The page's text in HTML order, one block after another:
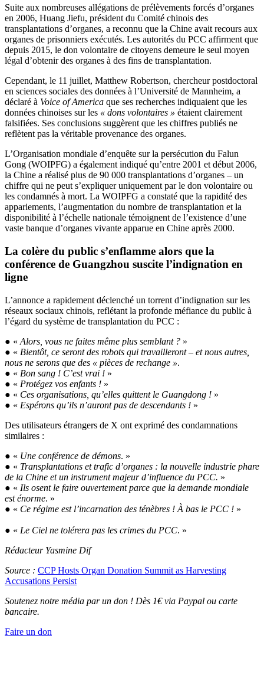
Suite aux nombreuses allégations de prélèvements forcés d’organes
en 2006, Huang Jiefu, président du Comité chinois des
transplantations d’organes, a reconnu que la Chine avait recours aux
organes de prisonniers exécutés. Les autorités du PCC affirment que
depuis 2015, le don volontaire de citoyens demeure le seul moyen
légal d’obtenir des organes à des fins de transplantation.
Cependant, le 11 juillet, Matthew Robertson, chercheur postdoctoral
en sciences sociales des données à l’Université de Mannheim, a
déclaré à Voice of America que ses recherches indiquaient que les
données chinoises sur les « dons volontaires » étaient clairement
falsifiées. Ses conclusions suggèrent que les chiffres publiés ne
reflètent pas la véritable provenance des organes.
L’Organisation mondiale d’enquête sur la persécution du Falun
Gong (WOIPFG) a également indiqué qu’entre 2001 et début 2006,
la Chine a réalisé plus de 90 000 transplantations d’organes – un
chiffre qui ne peut s’expliquer uniquement par le don volontaire ou
les condamnés à mort. La WOIPFG a constaté que la rapidité des
appariements, l’augmentation du nombre de transplantation et la
disponibilité à l’échelle nationale témoignent de l’existence d’une
vaste banque d’organes vivante apparue en Chine après 2000.
La colère du public s’enflamme alors que la
conférence de Guangzhou suscite l’indignation en
ligne
L’annonce a rapidement déclenché un torrent d’indignation sur les
réseaux sociaux chinois, reflétant la profonde méfiance du public à
l’égard du système de transplantation du PCC :
● « Alors, vous ne faites même plus semblant ? »
● « Bientôt, ce seront des robots qui travailleront – et nous autres,
nous ne serons que des « pièces de rechange ».
● « Bon sang ! C’est vrai ! »
● « Protégez vos enfants ! »
● « Ces organisations, qu’elles quittent le Guangdong ! »
● « Espérons qu’ils n’auront pas de descendants ! »
Des utilisateurs étrangers de X ont exprimé des condamnations
similaires :
● « Une conférence de démons. »
● « Transplantations et trafic d’organes : la nouvelle industrie phare
de la Chine et un instrument majeur d’influence du PCC. »
● « Ils osent le faire ouvertement parce que la demande mondiale
est énorme. »
● « Ce régime est l’incarnation des ténèbres ! À bas le PCC ! »
● « Le Ciel ne tolérera pas les crimes du PCC. »
Rédacteur Yasmine Dif
Source : CCP Hosts Organ Donation Summit as Harvesting
Accusations Persist
Soutenez notre média par un don ! Dès 1€ via Paypal ou carte
bancaire.
Faire un don